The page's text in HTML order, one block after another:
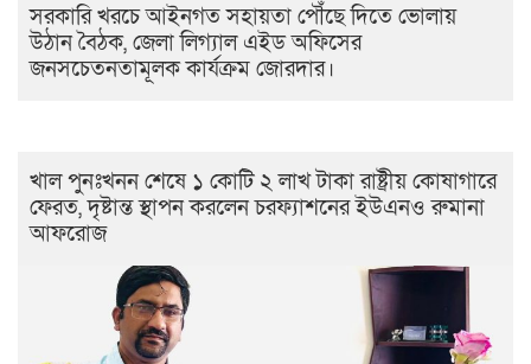
সরকারি খরচে আইনগত সহায়তা পৌঁছে দিতে ভোলায়
উঠান বৈঠক, জেলা লিগ্যাল এইড অফিসের
জনসচেতনতামূলক কার্যক্রম জোরদার।
খাল পুনঃখনন শেষে ১ কোটি ২ লাখ টাকা রাষ্ট্রীয় কোষাগারে
ফেরত, দৃষ্টান্ত স্থাপন করলেন চরফ্যাশনের ইউএনও রুমানা
আফরোজ